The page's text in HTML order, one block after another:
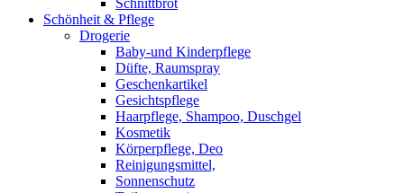
Schnittbrot
Schönheit & Pflege
Drogerie
Baby-und Kinderpflege
Düfte, Raumspray
Geschenkartikel
Gesichtspflege
Haarpflege, Shampoo, Duschgel
Kosmetik
Körperpflege, Deo
Reinigungsmittel,
Sonnenschutz